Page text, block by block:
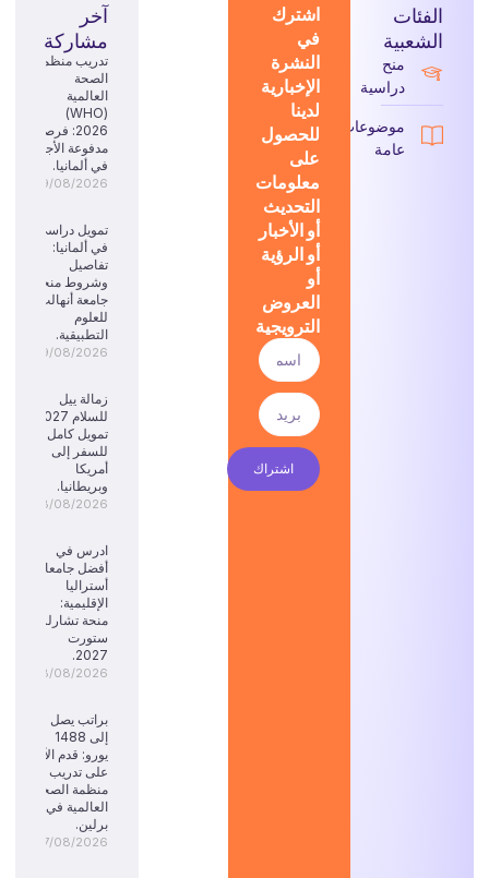
الفئات
الشعبية
منح
دراسية
موضوعات
عامة
اشترك
النشرة
الإخبارية
للحصول
على
معلومات
التحديث
أو الأخبار
أو الرؤية
العروض
الترويجية
اشتراك
آخر
مشاركة
تدريب منظمة
الصحة
العالمية
(WHO)
2026: فرصة
مدفوعة الأجر
في ألمانيا.
09/08/2026
تمويل دراسي
في ألمانيا:
تفاصيل
وشروط منحة
جامعة أنهالت
للعلوم
التطبيقية.
09/08/2026
زمالة ييل
للسلام 2027:
تمويل كامل
للسفر إلى
أمريكا
وبريطانيا.
08/08/2026
ادرس في
أفضل جامعات
أستراليا
الإقليمية:
منحة تشارلز
ستورت
2027.
08/08/2026
براتب يصل
إلى 1488
يورو: قدم الآن
على تدريب
منظمة الصحة
العالمية في
برلين.
07/08/2026